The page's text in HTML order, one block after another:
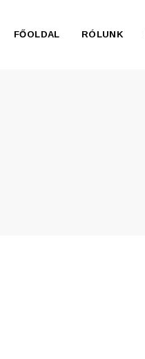
FŐOLDAL RÓLUNK